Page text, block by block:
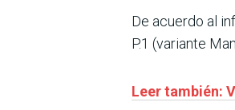
De acuerdo al
P.1 (variante
Leer también: